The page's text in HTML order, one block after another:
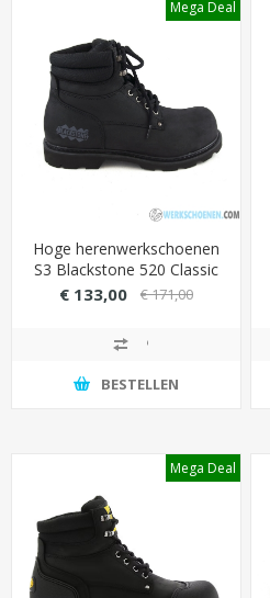
Mega Deal
Hoge herenwerkschoenen
S3 Blackstone 520 Classic
met stalen neus (maximale
€ 133,00 € 171,00
BESTELLEN
Mega Deal